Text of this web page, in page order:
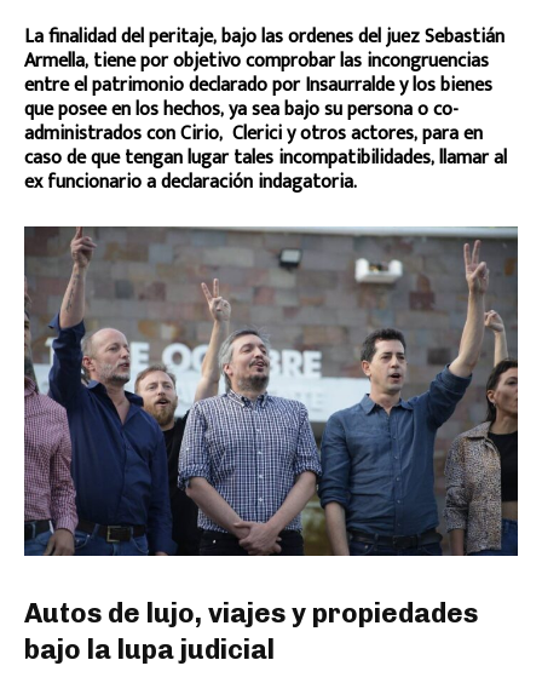
La finalidad del peritaje, bajo las ordenes del juez Sebastián
Armella, tiene por objetivo comprobar las incongruencias
entre el patrimonio declarado por Insaurralde y los bienes
que posee en los hechos, ya sea bajo su persona o co-
administrados con Cirio, Clerici y otros actores, para en
caso de que tengan lugar tales incompatibilidades, llamar al
ex funcionario a declaración indagatoria.
Autos de lujo, viajes y propiedades
bajo la lupa judicial